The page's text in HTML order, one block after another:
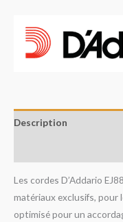
Description
Les cordes D’Addario
matériaux exclusifs, pour
optimisé pour un